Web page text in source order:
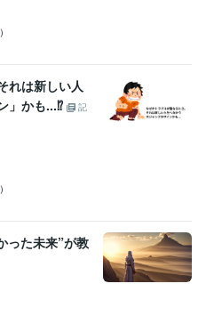
れは新しい人
」かも...⁉
記
った未来”が教